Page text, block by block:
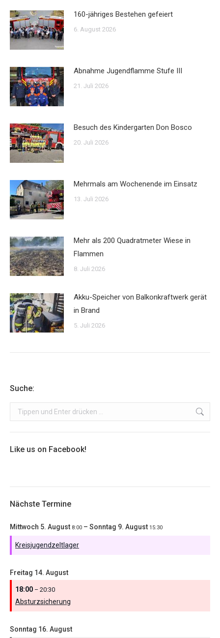
160-jähriges Bestehen gefeiert
6. August 2026
Abnahme Jugendflamme Stufe III
21. Juli 2026
Besuch des Kindergarten Don Bosco
20. Juli 2026
Mehrmals am Wochenende im Einsatz
13. Juli 2026
Mehr als 200 Quadratmeter Wiese in
Flammen
8. Juli 2026
Akku-Speicher von Balkonkraftwerk gerät
in Brand
5. Juli 2026
Suche:
Search:
Like us on Facebook!
Nächste Termine
Mittwoch 5. August 8:00 – Sonntag 9. August 15:30
Kreisjugendzeltlager
Freitag 14. August
18:00 – 20:30
Absturzsicherung
Sonntag 16. August